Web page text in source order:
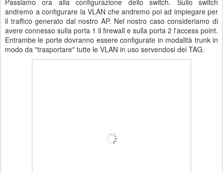
Passiamo ora alla configurazione dello switch. Sullo switch
andremo a configurare la VLAN che andremo poi ad impiegare per
il traffico generato dal nostro AP. Nel nostro caso consideriamo di
avere connesso sulla porta 1 il firewall e sulla porta 2 l'access point.
Entrambe le porte dovranno essere configurate in modalità trunk in
modo da "trasportare" tutte le VLAN in uso servendosi dei TAG.